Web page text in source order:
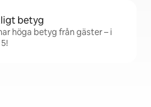
betyg
höga betyg från gäster – i